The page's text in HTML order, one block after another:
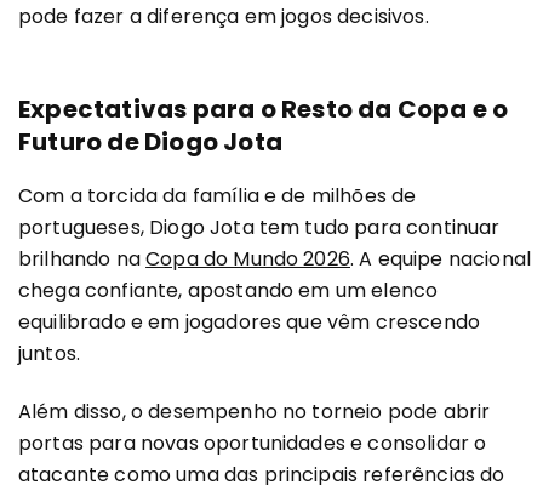
pode fazer a diferença em jogos decisivos.
Expectativas para o Resto da Copa e o
Futuro de Diogo Jota
Com a torcida da família e de milhões de
portugueses, Diogo Jota tem tudo para continuar
brilhando naCopa do Mundo 2026. A equipe nacional
chega confiante, apostando em um elenco
equilibrado e em jogadores que vêm crescendo
juntos.
Além disso, o desempenho no torneio pode abrir
portas para novas oportunidades e consolidar o
atacante como uma das principais referências do